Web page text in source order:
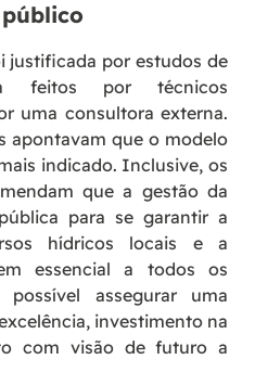
justificada por estudos de
feitos por técnicos
uma consultora externa.
apontavam que o modelo
indicado. Inclusive, os
que a gestão da
para se garantir a
hídricos locais e a
essencial a todos os
assegurar uma
investimento na
com visão de futuro a